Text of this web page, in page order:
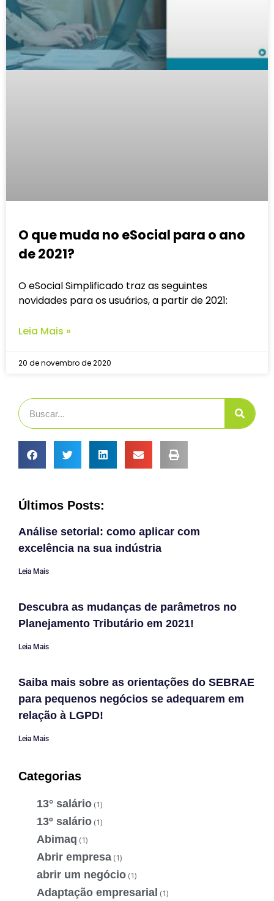
O que muda no eSocial para o ano
de 2021?
O eSocial Simplificado traz as seguintes
novidades para os usuários, a partir de 2021:
Leia Mais »
20 de novembro de 2020
Últimos Posts:
Análise setorial: como aplicar com
excelência na sua indústria
Leia Mais
Descubra as mudanças de parâmetros no
Planejamento Tributário em 2021!
Leia Mais
Saiba mais sobre as orientações do SEBRAE
para pequenos negócios se adequarem em
relação à LGPD!
Leia Mais
Categorias
13° salário (1)
13º salário (1)
Abimaq (1)
Abrir empresa (1)
abrir um negócio (1)
Adaptação empresarial (1)